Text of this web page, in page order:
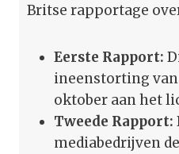
Britse rapportage
Eerste Rapport:
ineenstorting
oktober aan het
Tweede Rapport:
mediabedrijven